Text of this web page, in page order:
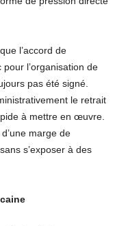
l’accord de
l’organisation de
pas été signé.
le retrait
à mettre en œuvre.
marge de
s’exposer à des